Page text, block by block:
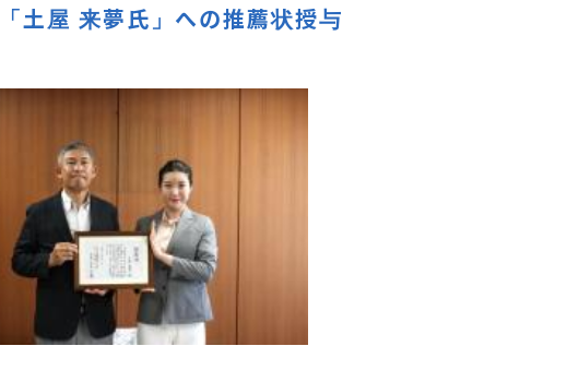
土屋 来夢氏」への推薦状授与